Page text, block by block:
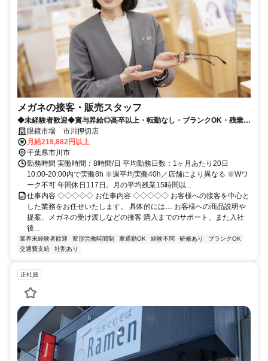
メガネの接客・販売スタッフ
◆未経験者歓迎◆賞与昇給◎高卒以上・転勤なし・ブランクOK・残業少
なめ・業界No1！
眼鏡市場 市川押切店
月給219,882円以上
千葉県市川市
勤務時間 実働時間：8時間/日 平均勤務日数：1ヶ月あたり20日
10:00-20:00内で実働8h ※週平均実働40h／店舗により異なる ※Wワ
ーク不可 年間休日117日。月の平均残業15時間以...
仕事内容 ◇◇◇◇◇ お仕事内容 ◇◇◇◇◇ お客様への接客を中心と
した業務をお任せいたします。 具体的には… お客様への商品説明や
提案、メガネの受け渡しなどの接客 購入までのサポート、また入社
後...
業界未経験者歓迎 変形労働時間制 車通勤OK 経験不問 研修あり
ブランクOK
交通費支給
社割あり
正社員